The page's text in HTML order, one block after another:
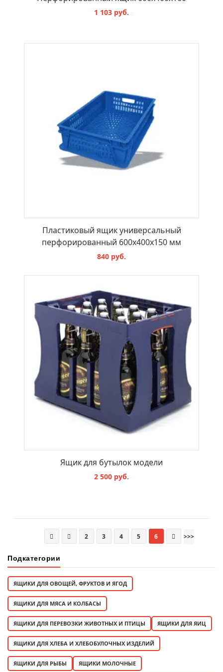
1 103 руб.
В КОРЗИНУ
Пластиковый ящик универсальный
перфорированный 600х400х150 мм
840 руб.
Ящик для бутылок модели
2 500 руб.
2 3 4 5 6 >>>
Подкатегории
ЯЩИКИ ДЛЯ ОВОЩЕЙ, ФРУКТОВ И ЯГОД
ЯЩИКИ ДЛЯ МЯСА И КОЛБАСЫ
ЯЩИКИ ДЛЯ ПЕРЕВОЗКИ ЖИВОТНЫХ И ПТИЦЫ ЯЩИКИ ДЛЯ ЯИЦ
ЯЩИКИ ДЛЯ ХЛЕБА И ХЛЕБОБУЛОЧНЫХ ИЗДЕЛИЙ
ЯЩИКИ ДЛЯ РЫБЫ ЯЩИКИ МОЛОЧНЫЕ